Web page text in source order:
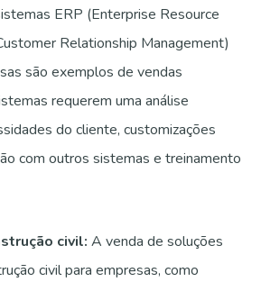
ERP (Enterprise Resource
Relationship Management)
são exemplos de vendas
requerem uma análise
do cliente, customizações
com outros sistemas e treinamento
civil: A venda de soluções
civil para empresas, como